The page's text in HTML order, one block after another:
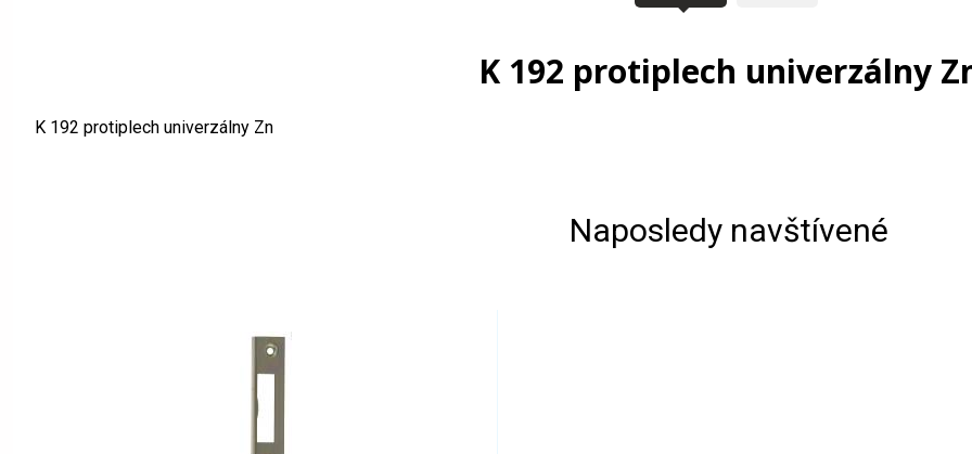
K 192 protiplech univerzálny
K 192 protiplech univerzálny Zn
Naposledy navštívené